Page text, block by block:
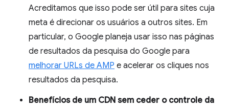
Acreditamos que isso pode ser útil para sites cuja
meta é direcionar os usuários a outros sites. Em
particular, o Google planeja usar isso nas páginas
de resultados da pesquisa do Google para
melhorar URLs de AMP e acelerar os cliques nos
resultados da pesquisa.
Benefícios de um CDN sem ceder o controle da